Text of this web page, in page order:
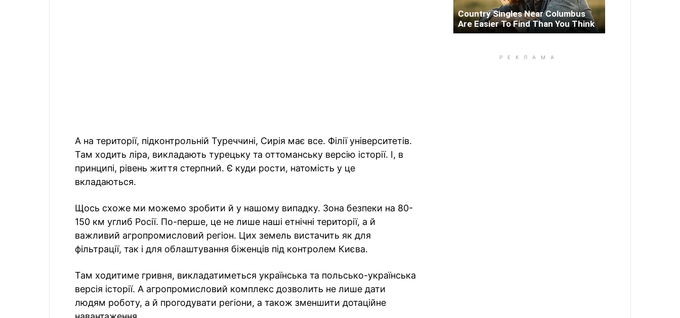
А на території, підконтрольній Туреччині, Сирія має все. Філії університетів.
Там ходить ліра, викладають турецьку та оттоманську версію історії. І, в
принципі, рівень життя стерпний. Є куди рости, натомість у це
вкладаються.
Щось схоже ми можемо зробити й у нашому випадку. Зона безпеки на 80-
150 км углиб Росії. По-перше, це не лише наші етнічні території, а й
важливий агропромисловий регіон. Цих земель вистачить як для
фільтрації, так і для облаштування біженців під контролем Києва.
Там ходитиме гривня, викладатиметься українська та польсько-українська
версія історії. А агропромисловий комплекс дозволить не лише дати
людям роботу, а й прогодувати регіони, а також зменшити дотаційне
Country Singles Near Columbus
Are Easier To Find Than You Think